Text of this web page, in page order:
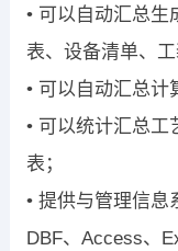
• 可以自动汇总
表、设备清单、工
• 可以自动汇总计
• 可以统计汇总工
表；
• 提供与管理信
DBF、Access、